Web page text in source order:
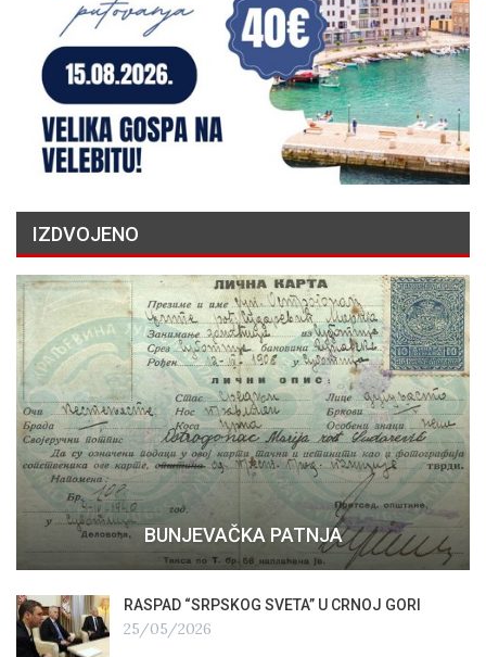
IZDVOJENO
BUNJEVAČKA PATNJA
RASPAD “SRPSKOG SVETA” U CRNOJ GORI
25/05/2026